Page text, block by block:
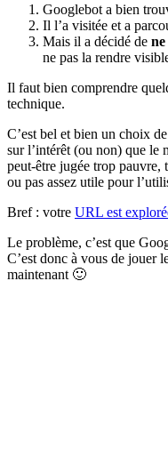
Googlebot a bien
Il l’a visitée et a
Mais il a décidé de
ne pas la rendre
Il faut bien comprendre
technique.
C’est bel et bien un choix
sur l’intérêt (ou non) que le
peut-être jugée trop pauvre,
ou pas assez utile pour
Bref : votre URL est
Le problème, c’est que
C’est donc à vous de jouer
maintenant 🙂